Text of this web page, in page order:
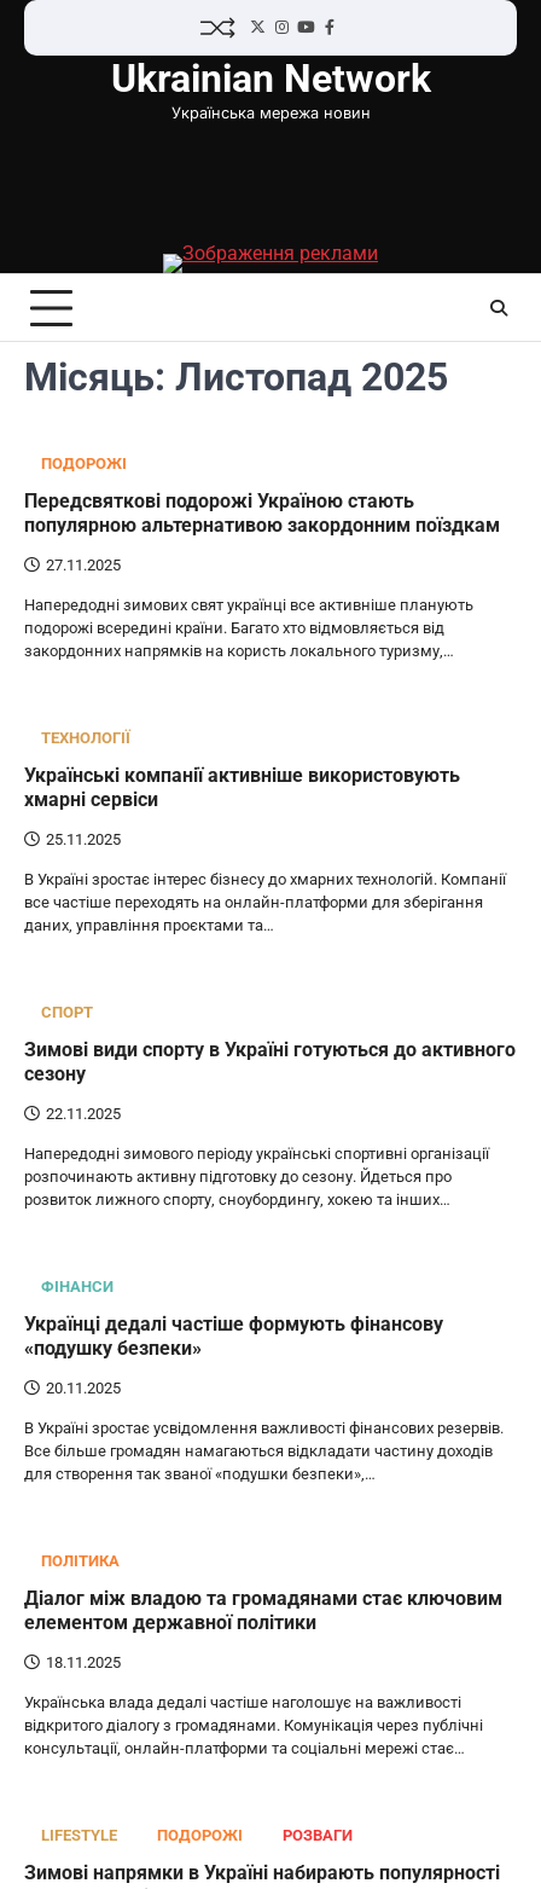
Перейти
TwitterInstagram
YouTubeFacebook
Ukrainian Network
Українська мережа новин
Місяць: Листопад 2025
ПОДОРОЖІ
Передсвяткові подорожі Україною стають
популярною альтернативою закордонним поїздкам
27.11.2025
Напередодні зимових свят українці все активніше планують
подорожі всередині країни. Багато хто відмовляється від
закордонних напрямків на користь локального туризму,…
ТЕХНОЛОГІЇ
Українські компанії активніше використовують
хмарні сервіси
25.11.2025
В Україні зростає інтерес бізнесу до хмарних технологій. Компанії
все частіше переходять на онлайн-платформи для зберігання
даних, управління проєктами та…
СПОРТ
Зимові види спорту в Україні готуються до активного
сезону
22.11.2025
Напередодні зимового періоду українські спортивні організації
розпочинають активну підготовку до сезону. Йдеться про
розвиток лижного спорту, сноубордингу, хокею та інших…
ФІНАНСИ
Українці дедалі частіше формують фінансову
«подушку безпеки»
20.11.2025
В Україні зростає усвідомлення важливості фінансових резервів.
Все більше громадян намагаються відкладати частину доходів
для створення так званої «подушки безпеки»,…
ПОЛІТИКА
Діалог між владою та громадянами стає ключовим
елементом державної політики
18.11.2025
Українська влада дедалі частіше наголошує на важливості
відкритого діалогу з громадянами. Комунікація через публічні
консультації, онлайн-платформи та соціальні мережі стає…
LIFESTYLE ПОДОРОЖІ РОЗВАГИ
Зимові напрямки в Україні набирають популярності